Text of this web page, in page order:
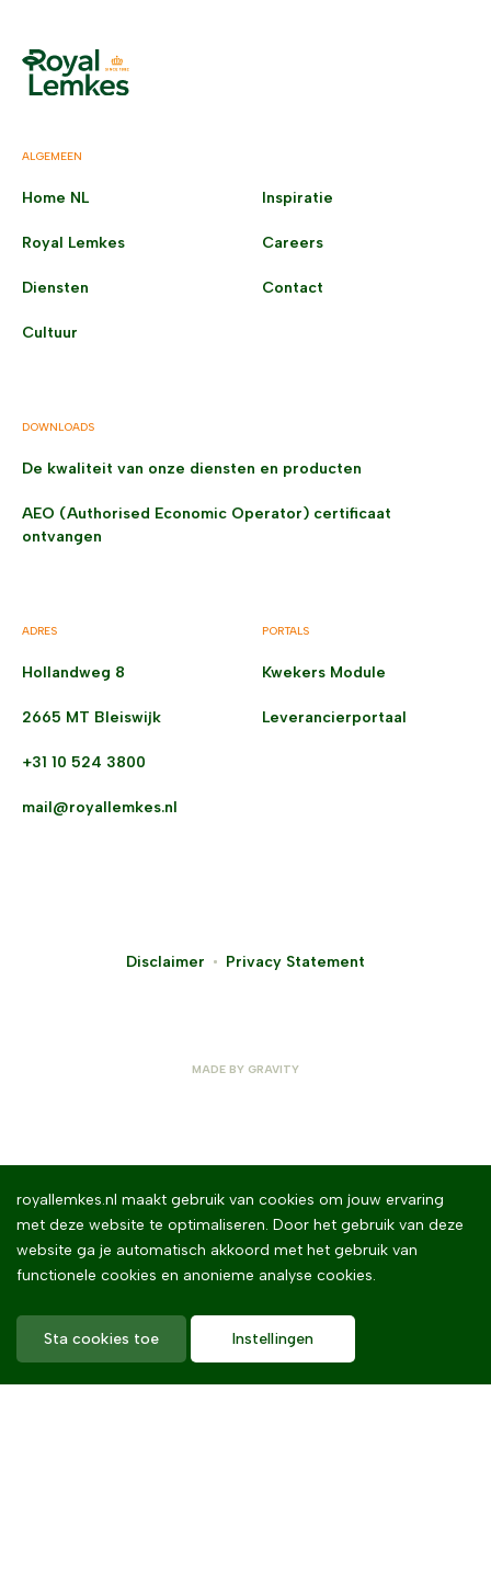
ALGEMEEN
Home NL
Royal Lemkes
Diensten
Cultuur
Inspiratie
Careers
Contact
DOWNLOADS
De kwaliteit van onze diensten en producten
AEO (Authorised Economic Operator) certificaat
ontvangen
ADRES
Hollandweg 8
2665 MT Bleiswijk
+31 10 524 3800
mail@royallemkes.nl
PORTALS
Kwekers Module
Leverancierportaal
Disclaimer Privacy Statement
MADE BY GRAVITY
royallemkes.nl maakt gebruik van cookies om jouw ervaring
met deze website te optimaliseren. Door het gebruik van deze
website ga je automatisch akkoord met het gebruik van
functionele cookies en anonieme analyse cookies.
Sta cookies toe Instellingen